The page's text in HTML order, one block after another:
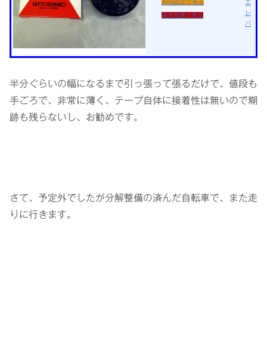
Amazonで見る
楽天市場で見る
エ
レ
バ
半分ぐらいの幅になるまで引っ張って張るだけで、値段も
手ごろで、非常に薄く、テープ自体に接着性は無いので糊
跡も残らないし、お勧めです。
さて、予定外でしたが分解整備の済んだ自転車で、また走
りに行きます。